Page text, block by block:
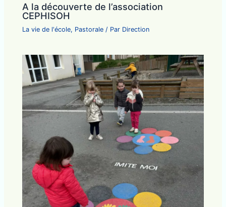
A la découverte de l’association
CEPHISOH
La vie de l'école, Pastorale / Par Direction